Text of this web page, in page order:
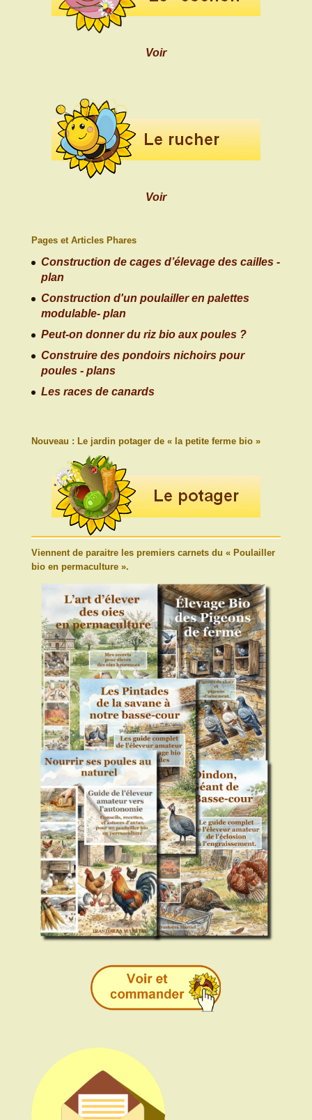
Voir
Voir
Pages et Articles Phares
Construction de cages d’élevage des cailles -
plan
Construction d'un poulailler en palettes
modulable- plan
Peut-on donner du riz bio aux poules ?
Construire des pondoirs nichoirs pour
poules - plans
Les races de canards
Nouveau : Le jardin potager de « la petite ferme bio »
Viennent de paraitre les premiers carnets du « Poulailler
bio en permaculture ».